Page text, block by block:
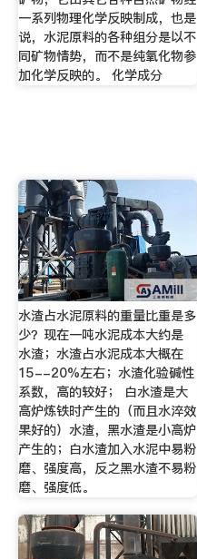
一系列物理化学反映制成，也是
说，水泥原料的各种组分是以不
同矿物情势，而不是纯氧化物参
加化学反映的。 化学成分
水渣占水泥原料的重量比重是多
少？现在一吨水泥成本大约是
水渣；水渣占水泥成本大概在
15--20%左右；水渣化验碱性
系数，高的较好； 白水渣是大
高炉炼铁时产生的（而且水淬效
果好的）水渣，黑水渣是小高炉
产生的；白水渣加入水泥中易粉
磨、强度高，反之黑水渣不易粉
磨、强度低。